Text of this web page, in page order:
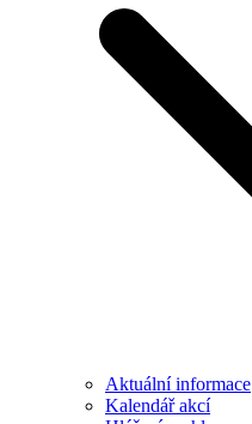
Aktuální informace
Kalendář akcí